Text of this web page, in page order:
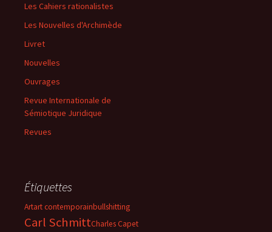
Les Cahiers rationalistes
Les Nouvelles d'Archimède
Livret
Nouvelles
Ouvrages
Revue Internationale de
Sémiotique Juridique
Revues
Étiquettes
Artart contemporainbullshitting
Carl SchmittCharles Capet